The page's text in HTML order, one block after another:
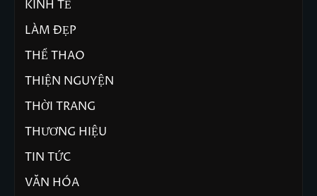
KINH TẾ
LÀM ĐẸP
THỂ THAO
THIỆN NGUYỆN
THỜI TRANG
THƯƠNG HIỆU
TIN TỨC
VĂN HÓA